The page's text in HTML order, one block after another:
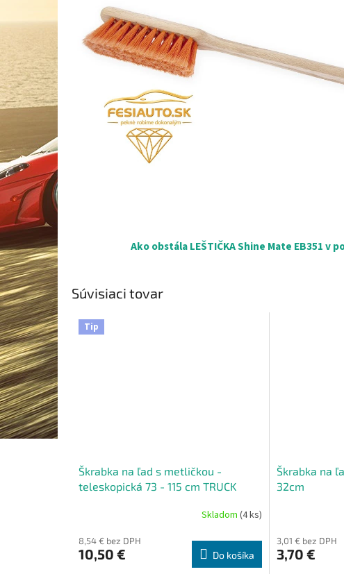
Ako obstála LEŠTIČKA Shine Mate EB351 v
Súvisiaci tovar
Tip
Škrabka na ľad s metličkou -
teleskopická 73 - 115 cm TRUCK
Skladom (4 ks)
8,54 € bez DPH
10,50 € Do košíka
Škrabka na
32cm
3,01 € bez DPH
3,70 €